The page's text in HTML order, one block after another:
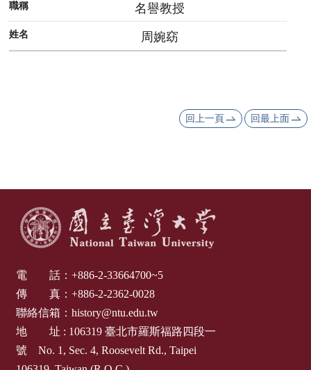
館
English
名譽教授
周婉窈
回上一頁 回最上面
電 話： +886-2-33664700~5
傳 真： +886-2-2362-0028
聯絡信箱： history@ntu.edu.tw
地 址 : 106319 臺北市羅斯福路四段一
號 No. 1, Sec. 4, Roosevelt Rd., Taipei